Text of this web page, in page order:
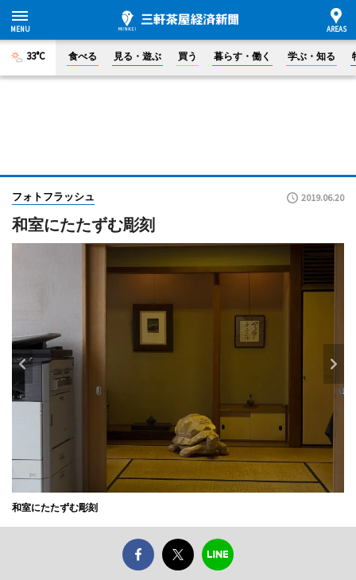
33°C 食べる 見る・遊ぶ 買う 暮らす・働く 学ぶ・知る
フォトフラッシュ 2019.06.20
和室にたたずむ彫刻
和室にたたずむ彫刻